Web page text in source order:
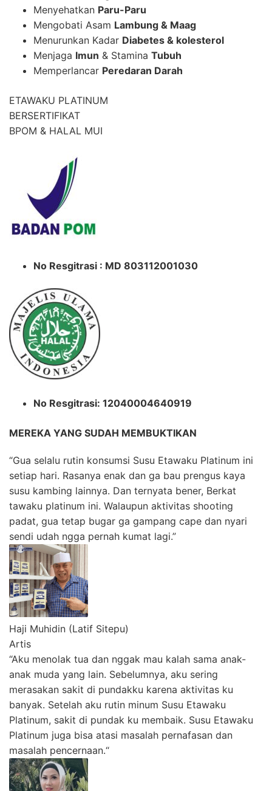
Menyehatkan Paru-Paru
Mengobati Asam Lambung & Maag
Menurunkan Kadar Diabetes & kolesterol
Menjaga Imun & Stamina Tubuh
Memperlancar Peredaran Darah
ETAWAKU PLATINUM
BERSERTIFIKAT
BPOM & HALAL MUI
No Resgitrasi : MD 803112001030
No Resgitrasi: 12040004640919
MEREKA YANG SUDAH MEMBUKTIKAN
“Gua selalu rutin konsumsi Susu Etawaku Platinum ini
setiap hari. Rasanya enak dan ga bau prengus kaya
susu kambing lainnya. Dan ternyata bener, Berkat
tawaku platinum ini. Walaupun aktivitas shooting
padat, gua tetap bugar ga gampang cape dan nyari
sendi udah ngga pernah kumat lagi.”
Haji Muhidin (Latif Sitepu)
Artis
“Aku menolak tua dan nggak mau kalah sama anak-
anak muda yang lain. Sebelumnya, aku sering
merasakan sakit di pundakku karena aktivitas ku
banyak. Setelah aku rutin minum Susu Etawaku
Platinum, sakit di pundak ku membaik. Susu Etawaku
Platinum juga bisa atasi masalah pernafasan dan
masalah pencernaan.“